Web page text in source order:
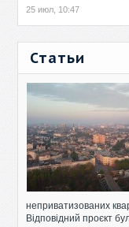
25 июл, 10:47
Статьи
неприватизованих
Відповідний проєкт